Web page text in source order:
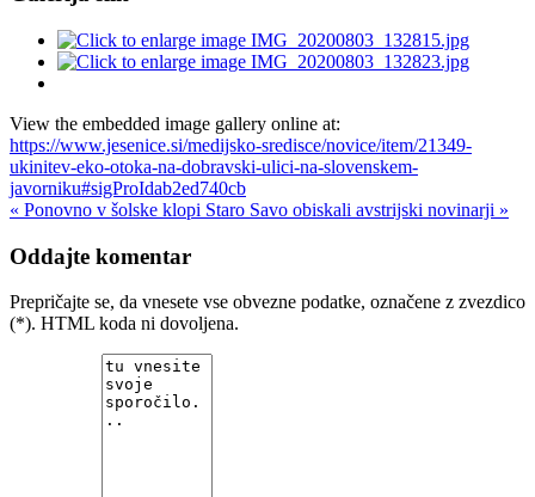
View the embedded image gallery online at:
https://www.jesenice.si/medijsko-sredisce/novice/item/21349-
ukinitev-eko-otoka-na-dobravski-ulici-na-slovenskem-
javorniku#sigProIdab2ed740cb
« Ponovno v šolske klopi Staro Savo obiskali avstrijski novinarji »
Oddajte komentar
Prepričajte se, da vnesete vse obvezne podatke, označene z zvezdico
(*). HTML koda ni dovoljena.